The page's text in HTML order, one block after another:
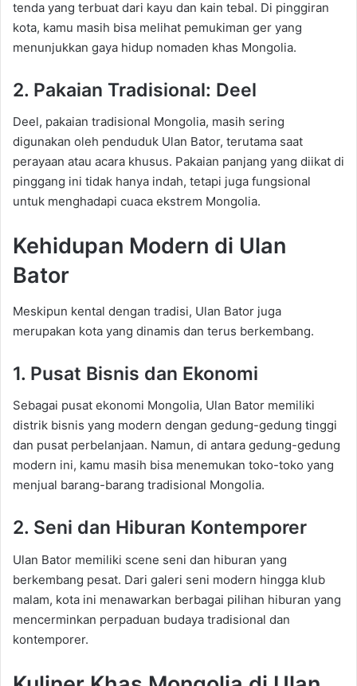
tenda yang terbuat dari kayu dan kain tebal. Di pinggiran
kota, kamu masih bisa melihat pemukiman ger yang
menunjukkan gaya hidup nomaden khas Mongolia.
2. Pakaian Tradisional: Deel
Deel, pakaian tradisional Mongolia, masih sering
digunakan oleh penduduk Ulan Bator, terutama saat
perayaan atau acara khusus. Pakaian panjang yang diikat di
pinggang ini tidak hanya indah, tetapi juga fungsional
untuk menghadapi cuaca ekstrem Mongolia.
Kehidupan Modern di Ulan
Bator
Meskipun kental dengan tradisi, Ulan Bator juga
merupakan kota yang dinamis dan terus berkembang.
1. Pusat Bisnis dan Ekonomi
Sebagai pusat ekonomi Mongolia, Ulan Bator memiliki
distrik bisnis yang modern dengan gedung-gedung tinggi
dan pusat perbelanjaan. Namun, di antara gedung-gedung
modern ini, kamu masih bisa menemukan toko-toko yang
menjual barang-barang tradisional Mongolia.
2. Seni dan Hiburan Kontemporer
Ulan Bator memiliki scene seni dan hiburan yang
berkembang pesat. Dari galeri seni modern hingga klub
malam, kota ini menawarkan berbagai pilihan hiburan yang
mencerminkan perpaduan budaya tradisional dan
kontemporer.